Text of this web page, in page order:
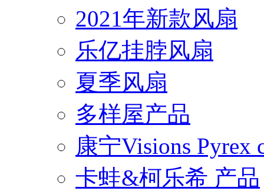
2021年新款风扇
乐亿挂脖风扇
夏季风扇
多样屋产品
康宁Visions Pyrex
卡蛙&柯乐希 产品